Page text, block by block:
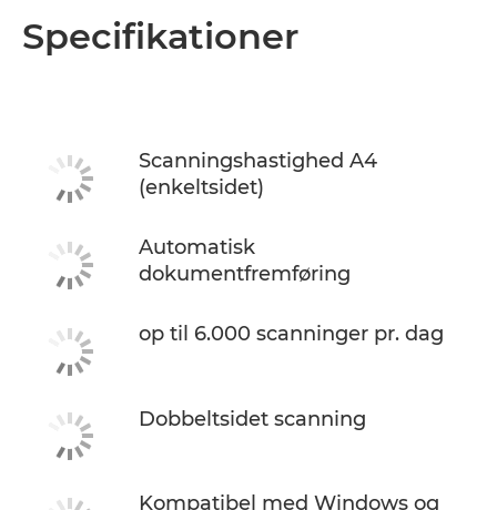
Specifikationer
Scanningshastighed A4
(enkeltsidet)
Automatisk
dokumentfremføring
op til 6.000 scanninger pr. dag
Dobbeltsidet scanning
Kompatibel med Windows og